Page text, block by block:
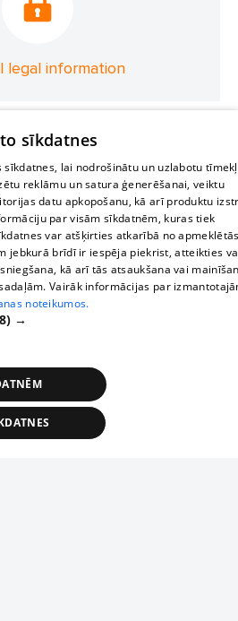
legal information
sīkdatnes
lai nodrošinātu un uzlabotu
reklāmu un satura ģenerēšanai, veiktu
datu apkopošanu, kā arī produktu
par visām sīkdatnēm, kuras tiek
var atšķirties atkarībā no
jebkurā brīdī ir iespēja piekrist, atteikties
kā arī tās atsaukšana vai
Vairāk informācijas par
noteikumos.
→